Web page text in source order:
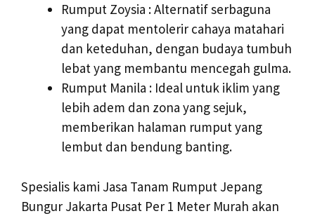
Rumput Zoysia : Alternatif serbaguna
yang dapat mentolerir cahaya matahari
dan keteduhan, dengan budaya tumbuh
lebat yang membantu mencegah gulma.
Rumput Manila : Ideal untuk iklim yang
lebih adem dan zona yang sejuk,
memberikan halaman rumput yang
lembut dan bendung banting.
Spesialis kami Jasa Tanam Rumput Jepang
Bungur Jakarta Pusat Per 1 Meter Murah akan